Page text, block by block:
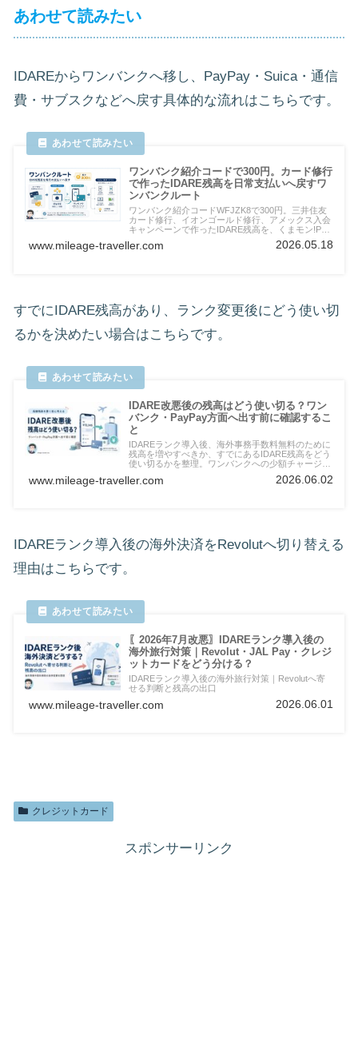
あわせて読みたい
IDAREからワンバンクへ移し、PayPay・Suica・通信
費・サブスクなどへ戻す具体的な流れはこちらです。
ワンバンク紹介コードで300円。カード修行
で作ったIDARE残高を日常支払いへ戻すワ
ンバンクルート
ワンバンク紹介コードWFJZK8で300円。三井住友
カード修行、イオンゴールド修行、アメックス入会
キャンペーンで作ったIDARE残高を、くまモン!Pay
経由のPayPay、Suica、公共料金、保険、病院、駐
車場、ネット注文へ戻すワンバンクルートを実体験
www.mileage-traveller.com 2026.05.18
すでにIDARE残高があり、ランク変更後にどう使い切
るかを決めたい場合はこちらです。
IDARE改悪後の残高はどう使い切る？ワン
バンク・PayPay方面へ出す前に確認するこ
と
IDAREランク導入後、海外事務手数料無料のために
残高を増やすべきか、すでにあるIDARE残高をどう
使い切るかを整理。ワンバンクへの少額チャージ、
ドに残す支払いを解説します。
www.mileage-traveller.com 2026.06.02
IDAREランク導入後の海外決済をRevolutへ切り替える
理由はこちらです。
〖2026年7月改悪〗IDAREランク導入後の
海外旅行対策｜Revolut・JAL Pay・クレジ
ットカードをどう分ける？
IDAREランク導入後の海外旅行対策｜Revolutへ寄
せる判断と残高の出口
www.mileage-traveller.com 2026.06.01
クレジットカード
スポンサーリンク